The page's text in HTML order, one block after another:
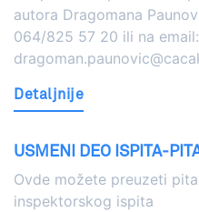
autora Dragomana
064/825 57 20 ili na email:
Detaljnije
USMENI DEO ISPITA-
Ovde možete preuzeti
inspektorskog ispita